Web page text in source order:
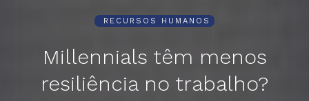
RECURSOS HUMANOS
Millennials têm menos
resiliência no trabalho?